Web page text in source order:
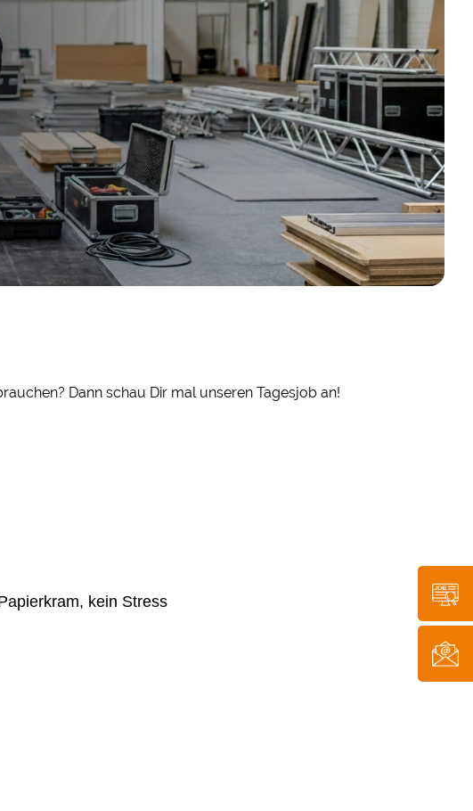
Dann schau Dir mal unseren Tagesjob an!
kein Stress